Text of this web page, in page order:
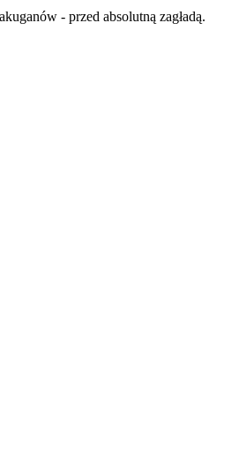
- przed absolutną zagładą.